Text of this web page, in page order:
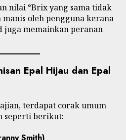
nilai °Brix yang sama tidak
manis oleh pengguna kerana
juga memainkan peranan
Epal Hijau dan Epal
terdapat corak umum
seperti berikut: